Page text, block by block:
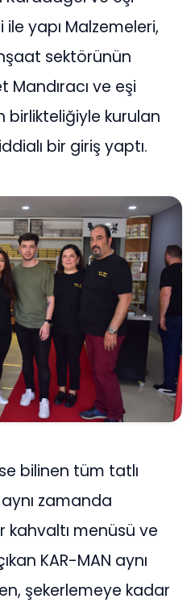
yapı Malzemeleri,
sektörünün
Mandıracı ve eşi
birlikteliğiyle kurulan
bir giriş yaptı.
bilinen tüm tatlı
zamanda
kahvaltı menüsü ve
KAR-MAN aynı
şekerlemeye kadar